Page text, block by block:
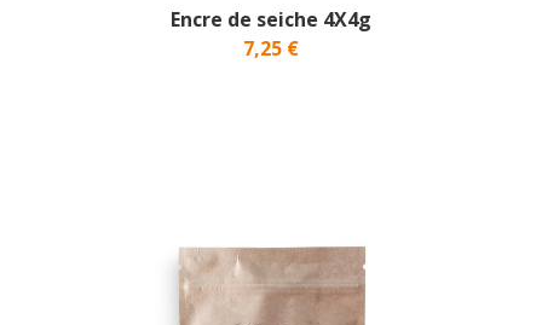
Encre de seiche 4X4g
7,25 €